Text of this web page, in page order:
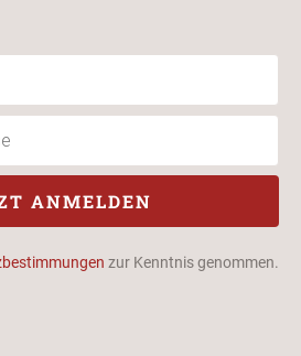
ANMELDEN
zur Kenntnis genommen.